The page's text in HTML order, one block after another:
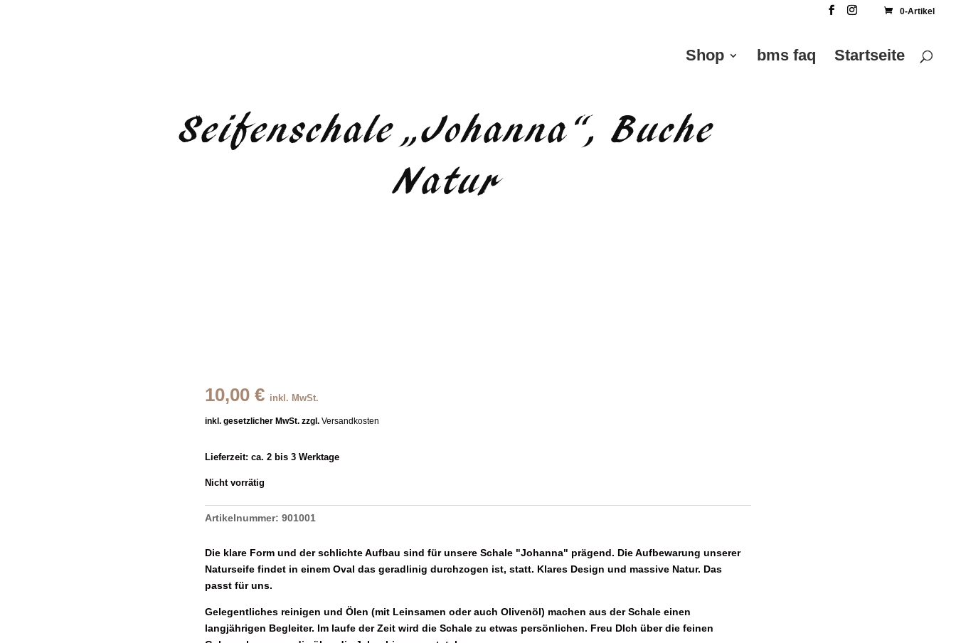
0-Artikel
Shop bms faq Startseite
Seifenschale „Johanna“, Buche
Natur
10,00 € inkl. MwSt.
inkl. gesetzlicher MwSt. zzgl. Versandkosten
Lieferzeit: ca. 2 bis 3 Werktage
Nicht vorrätig
Artikelnummer: 901001
Die klare Form und der schlichte Aufbau sind für unsere Schale "Johanna" prägend. Die Aufbewarung unserer
Naturseife findet in einem Oval das geradlinig durchzogen ist, statt. Klares Design und massive Natur. Das
passt für uns.
Gelegentliches reinigen und Ölen (mit Leinsamen oder auch Olivenöl) machen aus der Schale einen
langjährigen Begleiter. Im laufe der Zeit wird die Schale zu etwas persönlichen. Freu DIch über die feinen